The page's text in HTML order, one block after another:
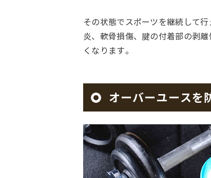
その状態でスポーツを継続して
炎、軟骨損傷、腱の付着部の剥
くなります。
オーバーユースを